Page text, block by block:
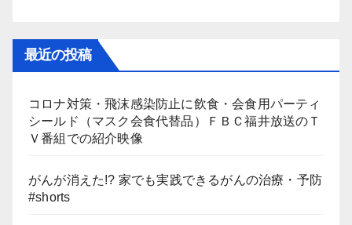
最近の投稿
コロナ対策・飛沫感染防止に飲食・会食用パーティ
シールド（マスク会食代替品）ＦＢＣ福井放送のＴ
Ｖ番組での紹介映像
がんが消えた!? 家でも実践できるがんの治療・予防
#shorts